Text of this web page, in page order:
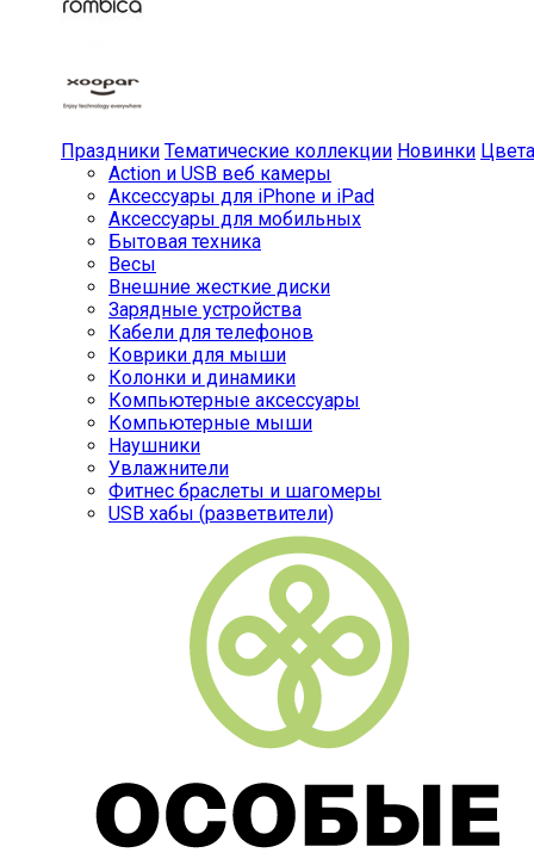
Праздники Тематические коллекции Новинки Цвета
Action и USB веб камеры
Аксессуары для iPhone и iPad
Аксессуары для мобильных
Бытовая техника
Весы
Внешние жесткие диски
Зарядные устройства
Кабели для телефонов
Коврики для мыши
Колонки и динамики
Компьютерные аксессуары
Компьютерные мыши
Наушники
Увлажнители
Фитнес браслеты и шагомеры
USB хабы (разветвители)